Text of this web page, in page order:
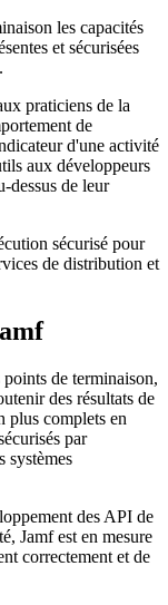
les capacités
et sécurisées
praticiens de la
de
d'une activité
aux développeurs
dessus de leur
sécurisé pour
de distribution et
de terminaison,
des résultats de
plus complets en
par
systèmes
des API de
Jamf est en mesure
correctement et de